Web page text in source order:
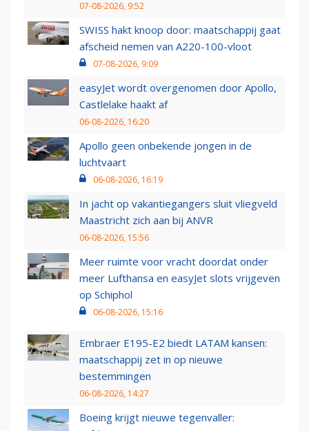
07-08-2026, 9:52
SWISS hakt knoop door: maatschappij gaat
afscheid nemen van A220-100-vloot
07-08-2026, 9:09
easyJet wordt overgenomen door Apollo,
Castlelake haakt af
06-08-2026, 16:20
Apollo geen onbekende jongen in de
luchtvaart
06-08-2026, 16:19
In jacht op vakantiegangers sluit vliegveld
Maastricht zich aan bij ANVR
06-08-2026, 15:56
Meer ruimte voor vracht doordat onder
meer Lufthansa en easyJet slots vrijgeven
op Schiphol
06-08-2026, 15:16
Embraer E195-E2 biedt LATAM kansen:
maatschappij zet in op nieuwe
bestemmingen
06-08-2026, 14:27
Boeing krijgt nieuwe tegenvaller: